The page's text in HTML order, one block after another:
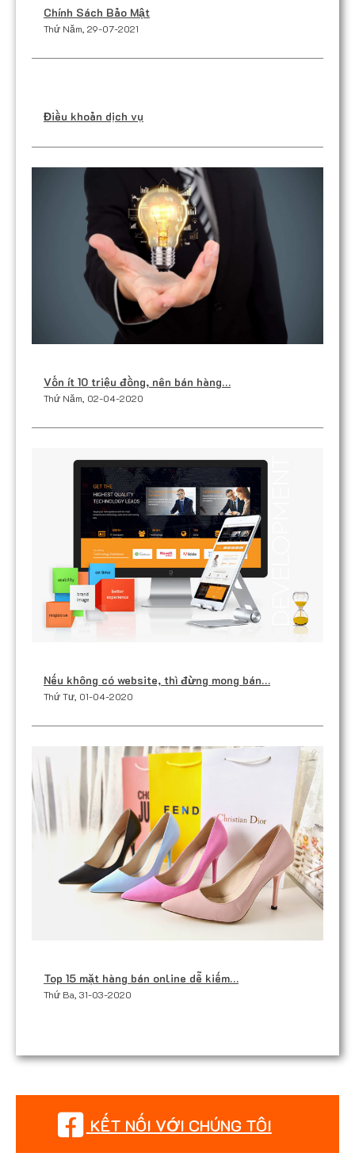
Chính Sách Bảo Mật
Thứ Năm, 29-07-2021
Điều khoản dịch vụ
Vốn ít 10 triệu đồng, nên bán hàng…
Thứ Năm, 02-04-2020
Nếu không có website, thì đừng mong bán…
Thứ Tư, 01-04-2020
Top 15 mặt hàng bán online dễ kiếm…
Thứ Ba, 31-03-2020
KẾT NỐI VỚI CHÚNG TÔI